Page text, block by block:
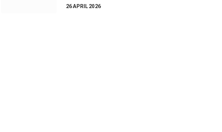
26 APRIL 2026